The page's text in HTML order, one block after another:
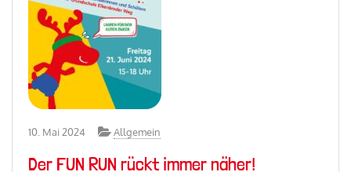
10. Mai 2024 Allgemein
Der FUN RUN rückt immer näher!